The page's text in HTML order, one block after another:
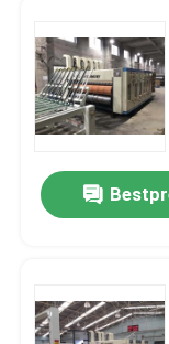
Treten Sie mit
Nachrichten